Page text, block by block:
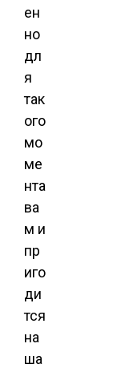
ен
но
дл
я
так
ого
мо
ме
нта
ва
м и
пр
иго
ди
тся
на
ша